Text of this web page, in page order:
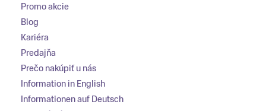
Promo akcie
Blog
Kariéra
Predajňa
Prečo nakúpiť u nás
Information in English
Informationen auf Deutsch